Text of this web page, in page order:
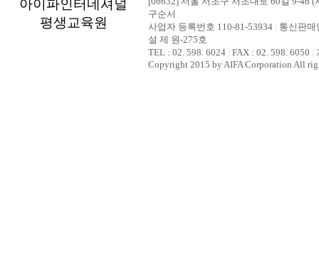
아이파인터네셔널
평생교육원
구순서
사업자 등록번호 110-81-53934
통신판
설 제 원-275호
TEL : 02. 598. 6024 FAX : 02. 598. 6050
Copyright 2015 by AIFA Corporation All